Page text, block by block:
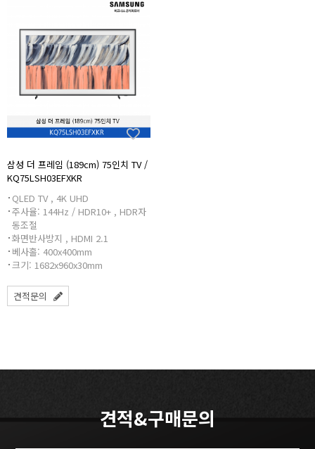
삼성 더 프레임 (189cm) 75인치 TV /
KQ75LSH03EFXKR
QLED TV , 4K UHD
주사율: 144Hz / HDR10+ , HDR자
동조절
화면반사방지 , HDMI 2.1
베사홀: 400x400mm
크기: 1682x960x30mm
견적문의
견적&구매문의